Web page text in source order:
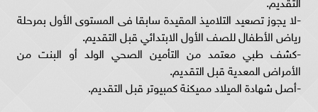
-لا يجوز تصعيد التلاميذ المقيدة سابقا فى المستوى الأول بمرحلة
رياض الأطفال للصف الأول الابتدائي قبل التقديم.
-كشف طبي معتمد من التأمين الصحي الولد أو البنت من
الأمراض المعدية قبل التقديم.
-أصل شهادة الميلاد مميكنة كمبيوتر قبل التقديم.